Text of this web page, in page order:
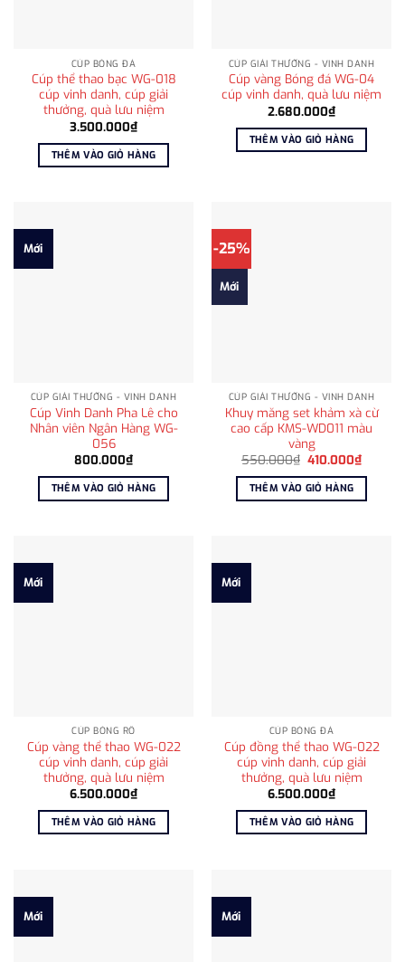
CÚP BÓNG ĐÁ
Cúp thể thao bạc WG-018
cúp vinh danh, cúp giải
thưởng, quà lưu niệm
3.500.000₫
THÊM VÀO GIỎ HÀNG
CÚP GIẢI THƯỞNG - VINH DANH
Cúp vàng Bóng đá WG-04
cúp vinh danh, quà lưu niệm
2.680.000₫
THÊM VÀO GIỎ HÀNG
Mới
CÚP GIẢI THƯỞNG - VINH DANH
Cúp Vinh Danh Pha Lê cho
Nhân viên Ngân Hàng WG-
056
800.000₫
THÊM VÀO GIỎ HÀNG
-25%
Mới
CÚP GIẢI THƯỞNG - VINH DANH
Khuy măng set khảm xà cừ
cao cấp KMS-WD011 màu
vàng
550.000₫ Giá
là:
550.000₫.
410.000₫Giá
tại
THÊM VÀO GIỎ HÀNG
Mới
CÚP BÓNG RỔ
Cúp vàng thể thao WG-022
cúp vinh danh, cúp giải
thưởng, quà lưu niệm
6.500.000₫
THÊM VÀO GIỎ HÀNG
Mới
CÚP BÓNG ĐÁ
Cúp đồng thể thao WG-022
cúp vinh danh, cúp giải
thưởng, quà lưu niệm
6.500.000₫
THÊM VÀO GIỎ HÀNG
Mới Mới